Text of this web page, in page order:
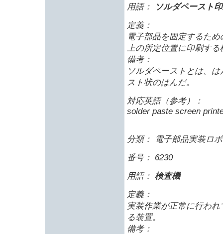
用語：
ソルダペースト
定義：
電子部品を固定するた
上の所定位置に印刷する
備考：
ソルダペーストとは、
スト状のはんだ。
対応英語（参考）：
solder paste screen
分類： 電子部品実装ロ
番号： 6230
用語： 検査機
定義：
実装作業が正常に行わ
る装置。
備考：